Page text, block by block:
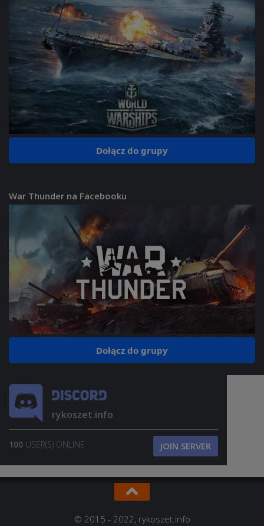
Dołącz do grupy
War Thunder na Facebooku
Dołącz do grupy
rykoszet.info
100 USER(S) ONLINE JOIN SERVER
© 2015 - 2022, rykoszet.info